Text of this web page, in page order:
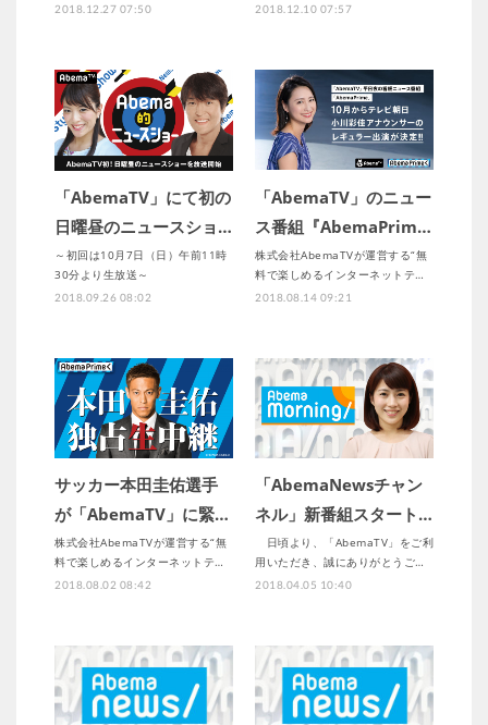
2018.12.27 07:50 2018.12.10 07:57
「AbemaTV」にて初の
日曜昼のニュースショ…
～初回は10月7日（日）午前11時
30分より生放送～
2018.09.26 08:02
「AbemaTV」のニュー
ス番組『AbemaPrim…
株式会社AbemaTVが運営する“無
料で楽しめるインターネットテ…
2018.08.14 09:21
サッカー本田圭佑選手
が「AbemaTV」に緊…
株式会社AbemaTVが運営する“無
料で楽しめるインターネットテ…
2018.08.02 08:42
「AbemaNewsチャン
ネル」新番組スタート…
日頃より、「AbemaTV」をご利
用いただき、誠にありがとうご…
2018.04.05 10:40